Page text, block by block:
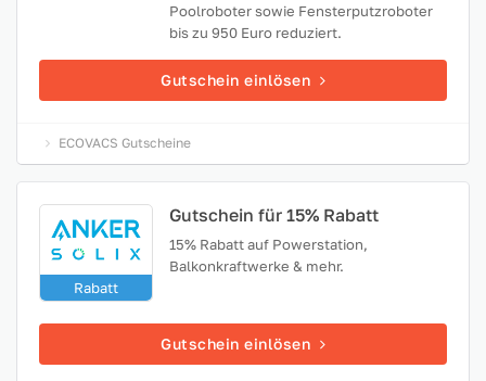
Poolroboter sowie Fensterputzroboter
bis zu 950 Euro reduziert.
Gutschein einlösen
ECOVACS Gutscheine
Rabatt
Gutschein für 15% Rabatt
15% Rabatt auf Powerstation,
Balkonkraftwerke & mehr.
Gutschein einlösen